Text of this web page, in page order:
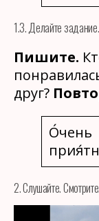
1.3. Делайте задание.
Пишите.
друг?
О́чень
2. Слушайте.